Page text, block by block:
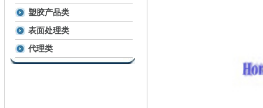
塑胶产品类
表面处理类
代理类